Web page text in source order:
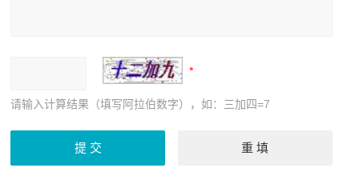
请输入计算结果（填写阿拉伯数字），如：三加四=7